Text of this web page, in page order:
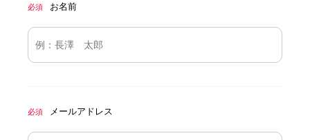
必須 お名前
必須 メールアドレス